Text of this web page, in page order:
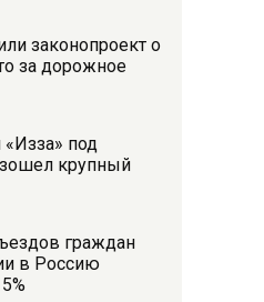
законопроект о
за дорожное
под
крупный
граждан
в Россию